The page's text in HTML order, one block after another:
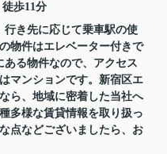
徒歩11分
行き先に応じて乗車駅の使
物件はエレベーター付きで
る物件なので、アクセス
マンションです。新宿区エ
ら、地域に密着した当社へ
多様な賃貸情報を取り扱っ
点などございましたら、お